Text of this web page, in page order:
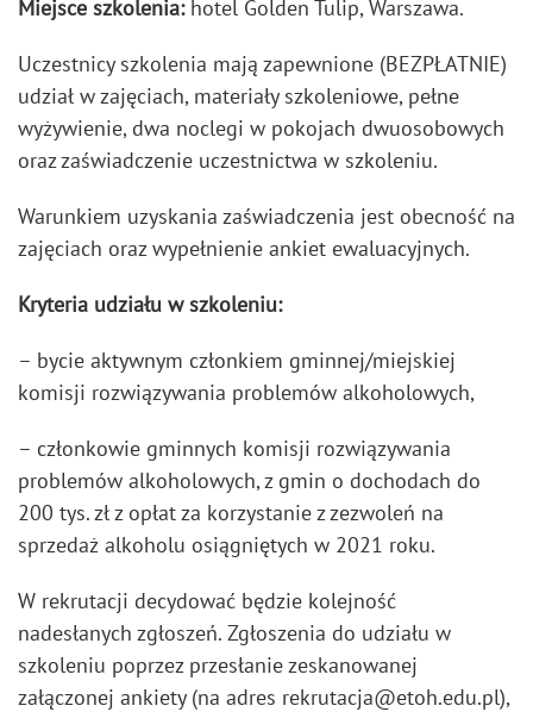
Miejsce szkolenia:hotel Golden Tulip, Warszawa.
Uczestnicy szkolenia mają zapewnione (BEZPŁATNIE)
udział w zajęciach, materiały szkoleniowe, pełne
wyżywienie, dwa noclegi w pokojach dwuosobowych
oraz zaświadczenie uczestnictwa w szkoleniu.
Warunkiem uzyskania zaświadczenia jest obecność na
zajęciach oraz wypełnienie ankiet ewaluacyjnych.
Kryteria udziału w szkoleniu:
– bycie aktywnym członkiem gminnej/miejskiej
komisji rozwiązywania problemów alkoholowych,
– członkowie gminnych komisji rozwiązywania
problemów alkoholowych, z gmin o dochodach do
200 tys. zł z opłat za korzystanie z zezwoleń na
sprzedaż alkoholu osiągniętych w 2021 roku.
W rekrutacji decydować będzie kolejność
nadesłanych zgłoszeń. Zgłoszenia do udziału w
szkoleniu poprzez przesłanie zeskanowanej
załączonej ankiety (na adres rekrutacja@etoh.edu.pl),